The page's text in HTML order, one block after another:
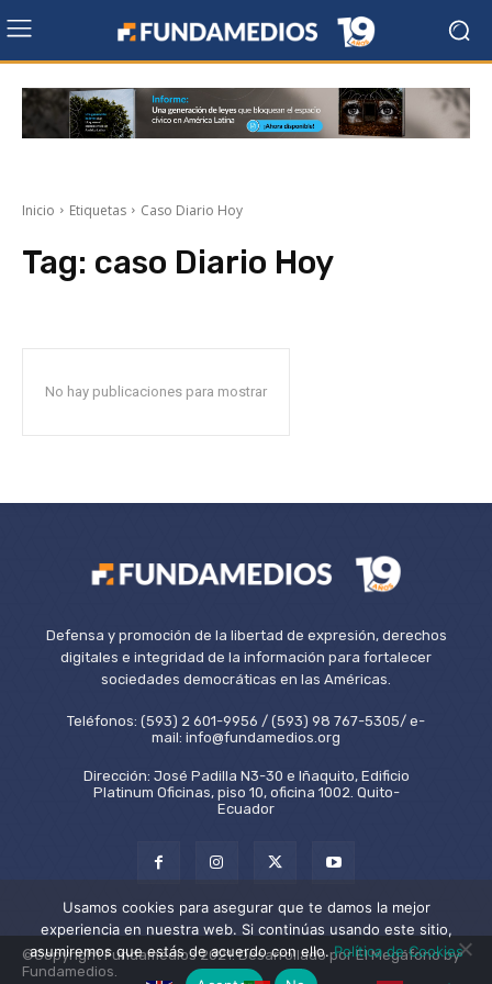
Inicio Etiquetas Caso Diario Hoy
Tag: caso Diario Hoy
No hay publicaciones para mostrar
Defensa y promoción de la libertad de expresión, derechos
digitales e integridad de la información para fortalecer
sociedades democráticas en las Américas.
Teléfonos: (593) 2 601-9956 / (593) 98 767-5305/ e-
mail: info@fundamedios.org
Dirección: José Padilla N3-30 e Iñaquito, Edificio
Platinum Oficinas, piso 10, oficina 1002. Quito-
Ecuador
©Copyright Fundamedios 2021. Desarrollado por El Megáfono by
Fundamedios.
Usamos cookies para asegurar que te damos la mejor
experiencia en nuestra web. Si continúas usando este sitio,
asumiremos que estás de acuerdo con ello.Política de Cookies